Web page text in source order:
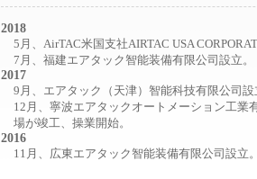
2018
5月、AirTAC米国支社AIRTAC USA
7月、福建エアタック智能装備有限公司設立。
2017
9月、エアタック（天津）智能科技有限公司設
12月、寧波エアタックオートメーション工業
場が竣工、操業開始。
2016
11月、広東エアタック智能装備有限公司設立。